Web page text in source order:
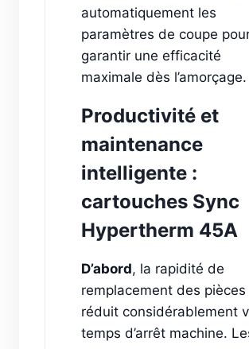
automatiquement les
paramètres de coupe
garantir une efficacité
maximale dès l’amorçage.
Productivité et
maintenance
intelligente :
cartouches Sync
Hypertherm 45A
D’abord, la rapidité de
remplacement des pièces
réduit considérablement
temps d’arrêt machine.